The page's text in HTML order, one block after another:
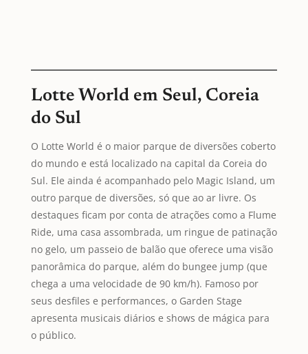
Lotte World em Seul, Coreia
do Sul
O Lotte World é o maior parque de diversões coberto
do mundo e está localizado na capital da Coreia do
Sul. Ele ainda é acompanhado pelo Magic Island, um
outro parque de diversões, só que ao ar livre. Os
destaques ficam por conta de atrações como a Flume
Ride, uma casa assombrada, um ringue de patinação
no gelo, um passeio de balão que oferece uma visão
panorâmica do parque, além do bungee jump (que
chega a uma velocidade de 90 km/h). Famoso por
seus desfiles e performances, o Garden Stage
apresenta musicais diários e shows de mágica para
o público.